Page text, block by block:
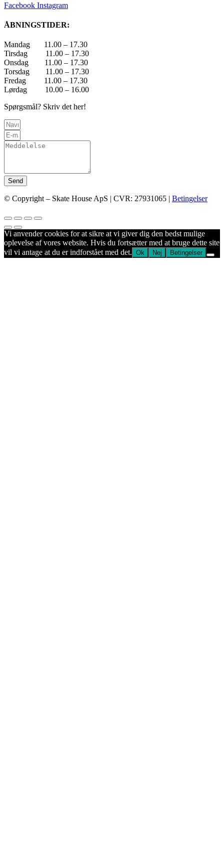
Facebook Instagram
ÅBNINGSTIDER:
Mandag 11.00 – 17.30
Tirsdag 11.00 – 17.30
Onsdag 11.00 – 17.30
Torsdag 11.00 – 17.30
Fredag 11.00 – 17.30
Lørdag 10.00 – 16.00
Spørgsmål? Skriv det her!
Send
© Copyright – Skate House ApS | CVR: 27931065 | Betingelser
Vi anvender cookies for at sikre at vi giver dig den bedst mulige
oplevelse af vores website. Hvis du fortsætter med at bruge dette site
vil vi antage at du er indforstået med det. Ok Nej Betingelser